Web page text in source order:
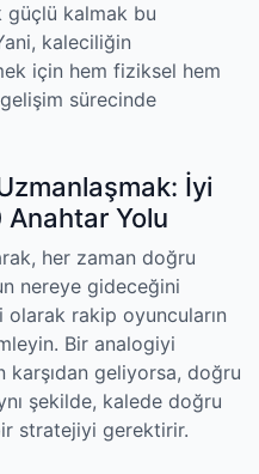
güçlü kalmak bu
kaleciliğin
için hem fiziksel hem
sürecinde
İyi
Anahtar Yolu
her zaman doğru
nereye gideceğini
rakip oyuncuların
Bir analogiyi
karşıdan geliyorsa, doğru
şekilde, kalede doğru
stratejiyi gerektirir.